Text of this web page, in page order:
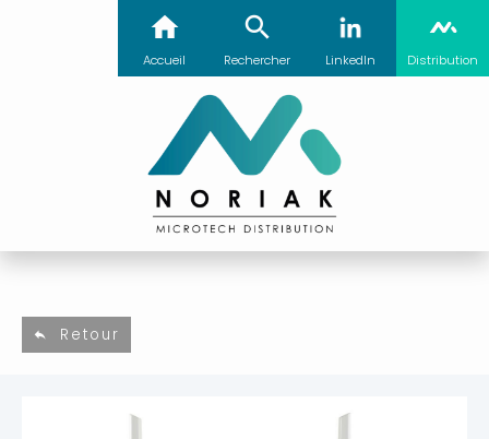
Accueil Rechercher LinkedIn Distribution
Retour